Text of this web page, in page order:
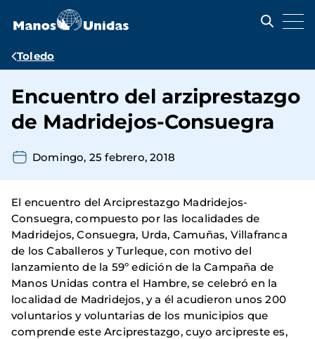
contenido
Ruta
navegación
Toledo
Encuentro del arziprestazgo
de Madridejos-Consuegra
Domingo, 25 febrero, 2018
El encuentro del Arciprestazgo Madridejos-
Consuegra, compuesto por las localidades de
Madridejos, Consuegra, Urda, Camuñas, Villafranca
de los Caballeros y Turleque, con motivo del
lanzamiento de la 59º edición de la Campaña de
Manos Unidas contra el Hambre, se celebró en la
localidad de Madridejos, y a él acudieron unos 200
voluntarios y voluntarias de los municipios que
comprende este Arciprestazgo, cuyo arcipreste es,